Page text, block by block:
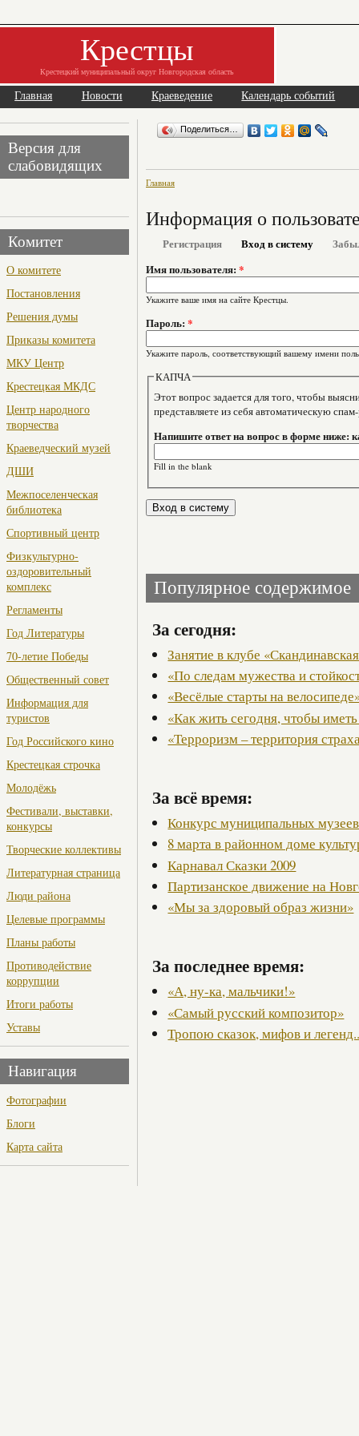
Крестцы
Крестецкий муниципальный округ Новгородская область
Главная Новости Краеведение Календарь событий
Версия для
слабовидящих
Комитет
О комитете
Постановления
Решения думы
Приказы комитета
МКУ Центр
Крестецкая МКДС
Центр народного
творчества
Краеведческий музей
ДШИ
Межпоселенческая
библиотека
Спортивный центр
Физкультурно-
оздоровительный
комплекс
Регламенты
Год Литературы
70-летие Победы
Общественный совет
Информация для
туристов
Год Российского кино
Крестецкая строчка
Молодёжь
Фестивали, выставки,
конкурсы
Творческие коллективы
Литературная страница
Люди района
Целевые программы
Планы работы
Противодействие
коррупции
Итоги работы
Уставы
Навигация
Фотографии
Блоги
Карта сайта
Поделиться…
Главная
Информация о
Регистрация Вход в систему
Имя пользователя: *
Укажите ваше имя на сайте Крестцы.
Пароль: *
Укажите пароль, соответствующий вашему имени
КАПЧА
Этот вопрос задается для того, чтобы выяснить,
представляете из себя автоматическую
Напишите ответ на вопрос в форме ниже:
Fill in the blank
Популярное содержимое
За сегодня:
Занятие в клубе
«По следам мужества и
«Весёлые старты на
«Как жить сегодня, чтобы
«Терроризм – территория
За всё время:
Конкурс муниципальных музеев
8 марта в районном доме
Карнавал Сказки 2009
Партизанское движение на
«Мы за здоровый образ жизни»
За последнее время:
«А, ну-ка, мальчики!»
«Самый русский композитор»
Тропою сказок, мифов и